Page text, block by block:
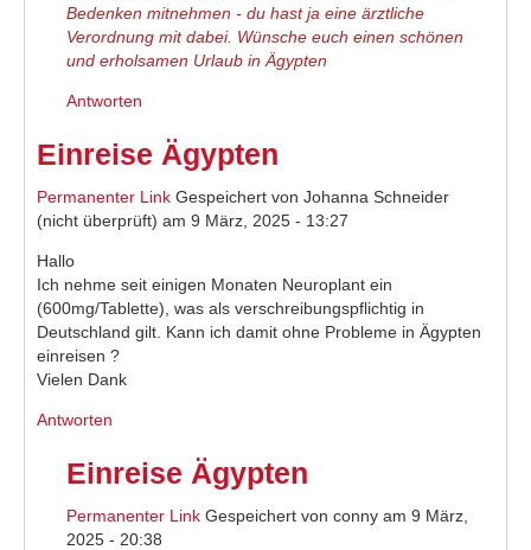
Bedenken mitnehmen - du hast ja eine ärztliche
Verordnung mit dabei. Wünsche euch einen schönen
und erholsamen Urlaub in Ägypten
Antworten
Einreise Ägypten
Permanenter Link Gespeichert von Johanna Schneider
(nicht überprüft) am 9 März, 2025 - 13:27
Hallo
Ich nehme seit einigen Monaten Neuroplant ein
(600mg/Tablette), was als verschreibungspflichtig in
Deutschland gilt. Kann ich damit ohne Probleme in Ägypten
einreisen ?
Vielen Dank
Antworten
Einreise Ägypten
Permanenter Link Gespeichert von conny am 9 März,
2025 - 20:38